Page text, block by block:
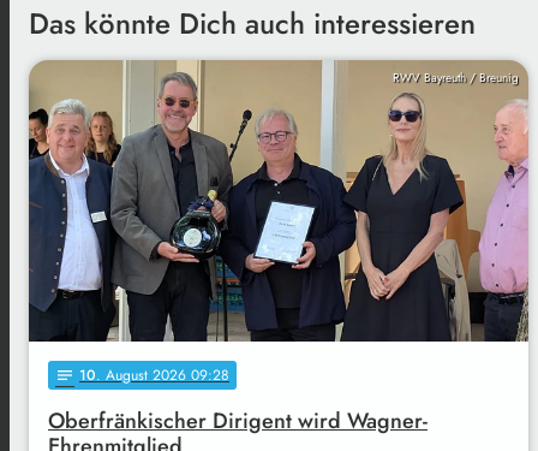
Das könnte Dich auch interessieren
RWV Bayreuth / Breunig
notes 10. August 2026 09:28
Oberfränkischer Dirigent wird Wagner-